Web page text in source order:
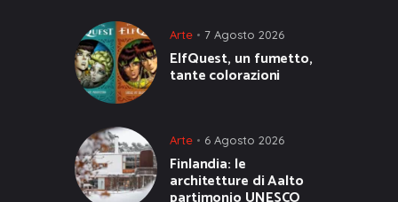
Arte 7 Agosto 2026
ElfQuest, un fumetto,
tante colorazioni
Arte 6 Agosto 2026
Finlandia: le
architetture di Aalto